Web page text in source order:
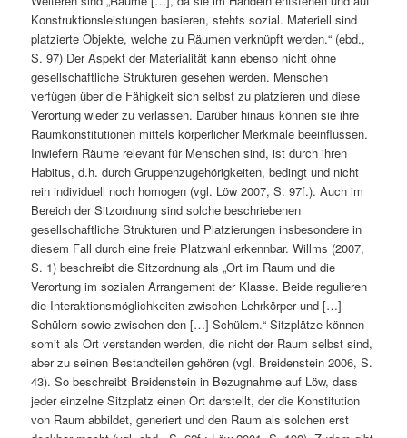
Konstruktionsleistungen basieren, stehts sozial. Materiell sind
platzierte Objekte, welche zu Räumen verknüpft werden.“ (ebd.,
S. 97) Der Aspekt der Materialität kann ebenso nicht ohne
gesellschaftliche Strukturen gesehen werden. Menschen
verfügen über die Fähigkeit sich selbst zu platzieren und diese
Verortung wieder zu verlassen. Darüber hinaus können sie ihre
Raumkonstitutionen mittels körperlicher Merkmale beeinflussen.
Inwiefern Räume relevant für Menschen sind, ist durch ihren
Habitus, d.h. durch Gruppenzugehörigkeiten, bedingt und nicht
rein individuell noch homogen (vgl. Löw 2007, S. 97f.). Auch im
Bereich der Sitzordnung sind solche beschriebenen
gesellschaftliche Strukturen und Platzierungen insbesondere in
diesem Fall durch eine freie Platzwahl erkennbar. Willms (2007,
S. 1) beschreibt die Sitzordnung als „Ort im Raum und die
Verortung im sozialen Arrangement der Klasse. Beide regulieren
die Interaktionsmöglichkeiten zwischen Lehrkörper und […]
Schülern sowie zwischen den […] Schülern.“ Sitzplätze können
somit als Ort verstanden werden, die nicht der Raum selbst sind,
aber zu seinen Bestandteilen gehören (vgl. Breidenstein 2006, S.
43). So beschreibt Breidenstein in Bezugnahme auf Löw, dass
jeder einzelne Sitzplatz einen Ort darstellt, der die Konstitution
von Raum abbildet, generiert und den Raum als solchen erst